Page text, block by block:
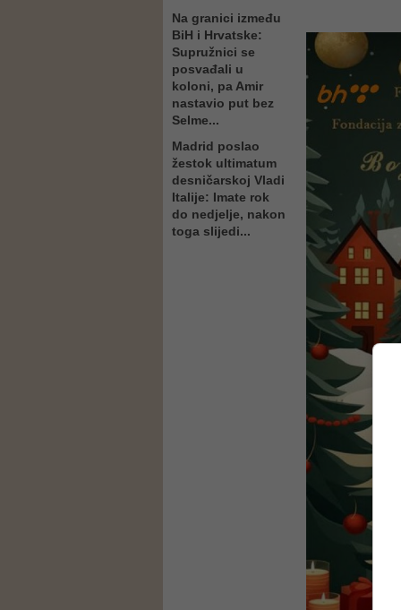
Na granici između
BiH i Hrvatske:
Supružnici se
posvađali u
koloni, pa Amir
nastavio put bez
Selme...
Madrid poslao
žestok ultimatum
desničarskoj Vladi
Italije: Imate rok
do nedjelje, nakon
toga slijedi...